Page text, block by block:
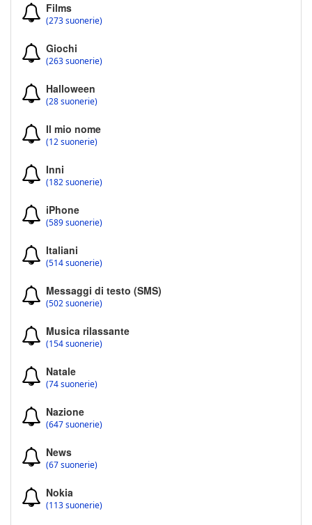
Films
(273 suonerie)
Giochi
(263 suonerie)
Halloween
(28 suonerie)
Il mio nome
(12 suonerie)
Inni
(182 suonerie)
iPhone
(589 suonerie)
Italiani
(514 suonerie)
Messaggi di testo (SMS)
(502 suonerie)
Musica rilassante
(154 suonerie)
Natale
(74 suonerie)
Nazione
(647 suonerie)
News
(67 suonerie)
Nokia
(113 suonerie)